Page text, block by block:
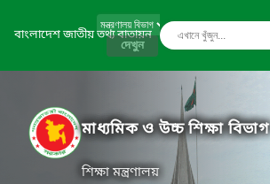
বাংলাদেশ জাতীয় তথ্য বাতায়ন
দেখুন
মাধ্যমিক ও উচ্চ শিক্ষা বিভাগ
শিক্ষা মন্ত্রণালয়